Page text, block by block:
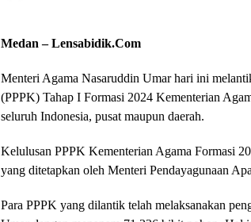
Medan – Lensabidik.Com
Menteri Agama Nasaruddin Umar hari ini
(PPPK) Tahap I Formasi 2024 Kementerian
seluruh Indonesia, pusat maupun daerah.
Kelulusan PPPK Kementerian Agama Formasi
yang ditetapkan oleh Menteri Pendayagunaan
Para PPPK yang dilantik telah melaksanakan